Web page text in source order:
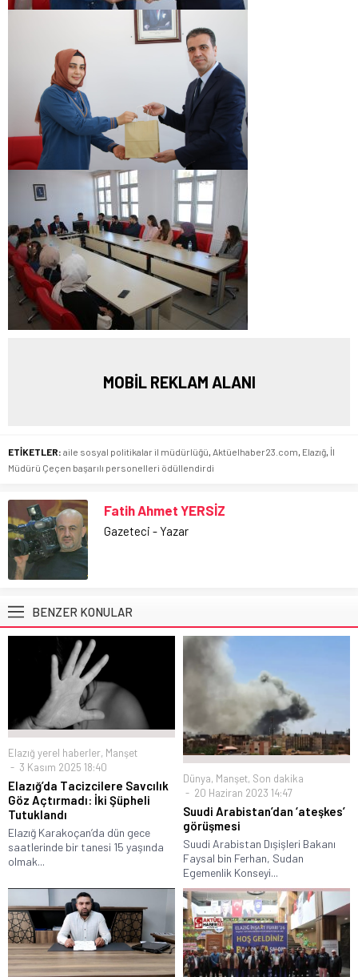
MOBİL REKLAM ALANI
ETİKETLER: aile sosyal politikalar il müdürlüğü, Aktüelhaber23.com, Elazığ, İl
Müdürü Çeçen başarılı personelleri ödüllendirdi
Fatih Ahmet YERSİZ
Gazeteci - Yazar
BENZER KONULAR
Elazığ yerel haberler, Manşet
3 Kasım 2025 18:40
Elazığ’da Tacizcilere Savcılık
Göz Açtırmadı: İki Şüpheli
Tutuklandı
Elazığ Karakoçan’da dün gece
saatlerinde bir tanesi 15 yaşında
olmak...
Dünya, Manşet, Son dakika
20 Haziran 2023 14:47
Suudi Arabistan’dan ‘ateşkes’
görüşmesi
Suudi Arabistan Dışişleri Bakanı
Faysal bin Ferhan, Sudan
Egemenlik Konseyi...